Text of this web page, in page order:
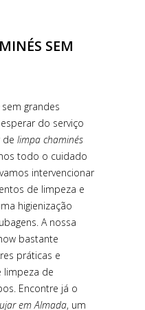
SEM
grandes
do serviço
de limpa chaminés
todo o cuidado
intervencionar
de limpeza e
higienização
A nossa
bastante
práticas e
limpeza de
Encontre já o
em Almada, um